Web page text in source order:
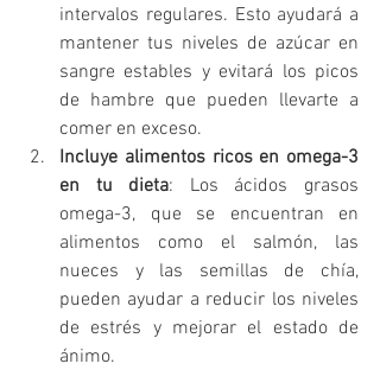
intervalos regulares. Esto ayudará a
mantener tus niveles de azúcar en
sangre estables y evitará los picos
de hambre que pueden llevarte a
comer en exceso.
Incluye alimentos ricos en omega-3
en tu dieta: Los ácidos grasos
omega-3, que se encuentran en
alimentos como el salmón, las
nueces y las semillas de chía,
pueden ayudar a reducir los niveles
de estrés y mejorar el estado de
ánimo.